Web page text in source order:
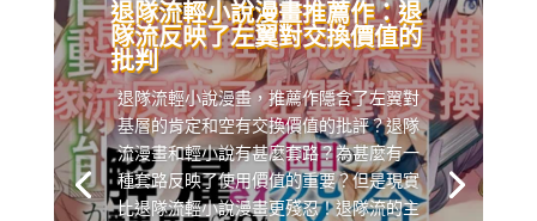
退隊流輕小說漫畫推薦作：退
隊流反映了左翼對交換價值的
批判
退隊流輕小說漫畫，推薦作隱含了左翼對
基層的肯定和空有交換價值的批評？退隊
流漫畫和輕小說有甚麼套路？為甚麼有一
種套路反映了使用價值的重要？但是現實
比退隊流輕小說漫畫更殘忍！退隊流的主